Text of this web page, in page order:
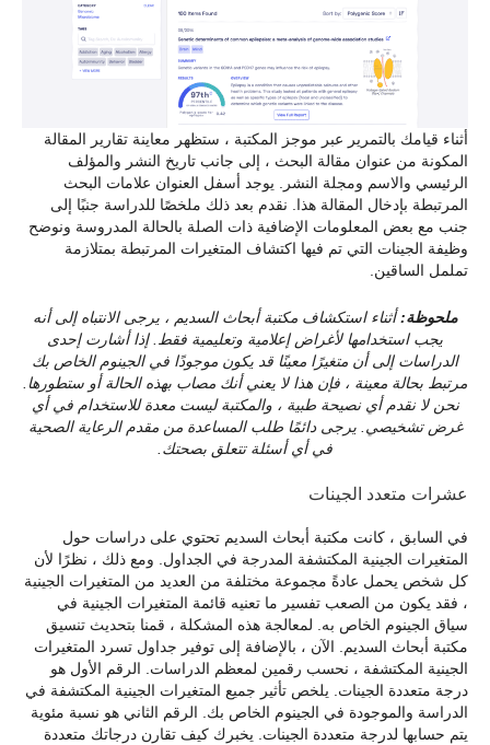
أثناء قيامك بالتمرير عبر موجز المكتبة ، ستظهر معاينة تقارير المقالة
المكونة من عنوان مقالة البحث ، إلى جانب تاريخ النشر والمؤلف
الرئيسي والاسم ومجلة النشر. يوجد أسفل العنوان علامات البحث
المرتبطة بإدخال المقالة هذا. نقدم بعد ذلك ملخصًا للدراسة جنبًا إلى
جنب مع بعض المعلومات الإضافية ذات الصلة بالحالة المدروسة ونوضح
وظيفة الجينات التي تم فيها اكتشاف المتغيرات المرتبطة بمتلازمة
تململ الساقين.
ملحوظة:أثناء استكشاف مكتبة أبحاث السديم ، يرجى الانتباه إلى أنه
يجب استخدامها لأغراض إعلامية وتعليمية فقط. إذا أشارت إحدى
الدراسات إلى أن متغيرًا معينًا قد يكون موجودًا في الجينوم الخاص بك
مرتبط بحالة معينة ، فإن هذا لا يعني أنك مصاب بهذه الحالة أو ستطورها.
نحن لا نقدم أي نصيحة طبية ، والمكتبة ليست معدة للاستخدام في أي
غرض تشخيصي. يرجى دائمًا طلب المساعدة من مقدم الرعاية الصحية
في أي أسئلة تتعلق بصحتك.
عشرات متعدد الجينات
في السابق ، كانت مكتبة أبحاث السديم تحتوي على دراسات حول
المتغيرات الجينية المكتشفة المدرجة في الجداول. ومع ذلك ، نظرًا لأن
كل شخص يحمل عادةً مجموعة مختلفة من العديد من المتغيرات الجينية
، فقد يكون من الصعب تفسير ما تعنيه قائمة المتغيرات الجينية في
سياق الجينوم الخاص به. لمعالجة هذه المشكلة ، قمنا بتحديث تنسيق
مكتبة أبحاث السديم. الآن ، بالإضافة إلى توفير جداول تسرد المتغيرات
الجينية المكتشفة ، نحسب رقمين لمعظم الدراسات. الرقم الأول هو
درجة متعددة الجينات. يلخص تأثير جميع المتغيرات الجينية المكتشفة في
الدراسة والموجودة في الجينوم الخاص بك. الرقم الثاني هو نسبة مئوية
يتم حسابها لدرجة متعددة الجينات. يخبرك كيف تقارن درجاتك متعددة